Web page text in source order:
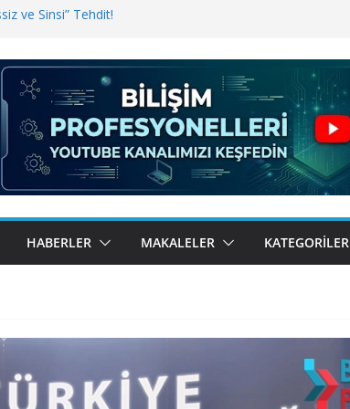
ve Sinsi” Tehdit!
Bugün BulutTahsilat’ta
Kemal Oral Tüm Sorularımızı
HABERLER MAKALELER KATEGORILER